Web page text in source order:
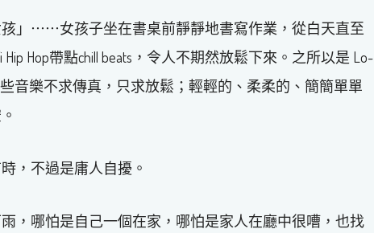
」⋯⋯女孩子坐在書桌前靜靜地書寫作業，從白天直至
Hop帶點chill beats，令人不期然放鬆下來。之所以是 Lo-
音樂不求傳真，只求放鬆；輕輕的、柔柔的、簡簡單單
，不過是庸人自擾。
，哪怕是自己一個在家，哪怕是家人在廳中很嘈，也找